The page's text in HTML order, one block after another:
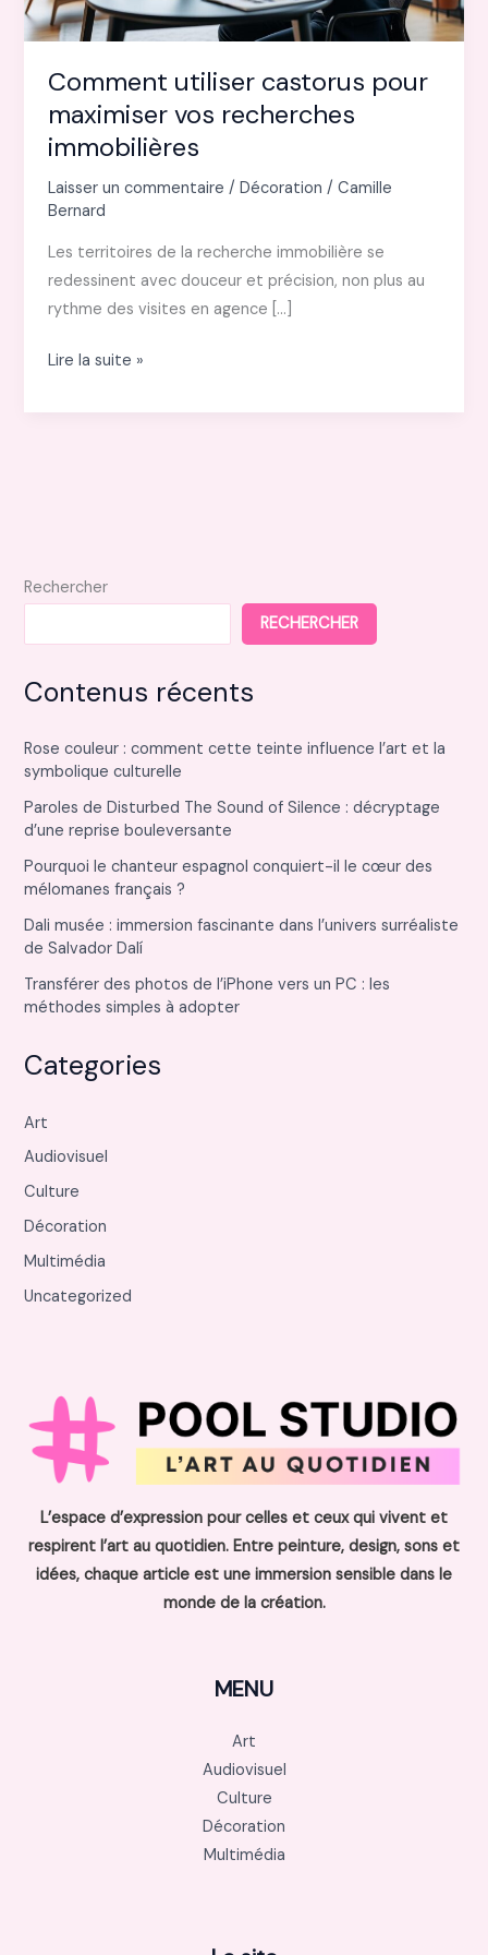
Comment utiliser castorus pour
maximiser vos recherches
immobilières
Laisser un commentaire /Décoration /Camille
Bernard
Les territoires de la recherche immobilière se
redessinent avec douceur et précision, non plus au
rythme des visites en agence […]
Comment
castorus
Lire la suite »
Rechercher
RECHERCHER
Contenus récents
Rose couleur : comment cette teinte influence l’art et la
symbolique culturelle
Paroles de Disturbed The Sound of Silence : décryptage
d’une reprise bouleversante
Pourquoi le chanteur espagnol conquiert-il le cœur des
mélomanes français ?
Dali musée : immersion fascinante dans l’univers surréaliste
de Salvador Dalí
Transférer des photos de l’iPhone vers un PC : les
méthodes simples à adopter
Categories
Art
Audiovisuel
Culture
Décoration
Multimédia
Uncategorized
L’espace d’expression pour celles et ceux qui vivent et
respirent l’art au quotidien. Entre peinture, design, sons et
idées, chaque article est une immersion sensible dans le
monde de la création.
MENU
Art
Audiovisuel
Culture
Décoration
Multimédia